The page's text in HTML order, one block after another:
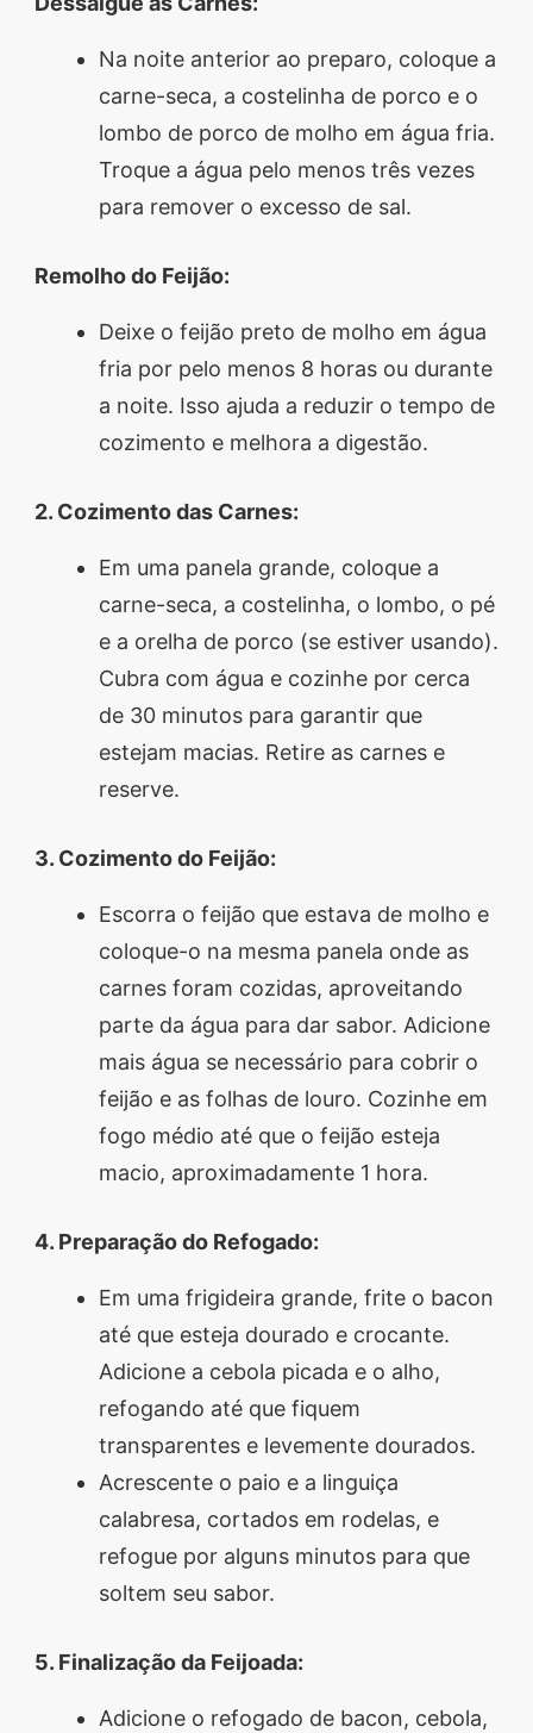
Na noite anterior ao preparo, coloque a
carne-seca, a costelinha de porco e o
lombo de porco de molho em água fria.
Troque a água pelo menos três vezes
para remover o excesso de sal.
Remolho do Feijão:
Deixe o feijão preto de molho em água
fria por pelo menos 8 horas ou durante
a noite. Isso ajuda a reduzir o tempo de
cozimento e melhora a digestão.
2. Cozimento das Carnes:
Em uma panela grande, coloque a
carne-seca, a costelinha, o lombo, o pé
e a orelha de porco (se estiver usando).
Cubra com água e cozinhe por cerca
de 30 minutos para garantir que
estejam macias. Retire as carnes e
reserve.
3. Cozimento do Feijão:
Escorra o feijão que estava de molho e
coloque-o na mesma panela onde as
carnes foram cozidas, aproveitando
parte da água para dar sabor. Adicione
mais água se necessário para cobrir o
feijão e as folhas de louro. Cozinhe em
fogo médio até que o feijão esteja
macio, aproximadamente 1 hora.
4. Preparação do Refogado:
Em uma frigideira grande, frite o bacon
até que esteja dourado e crocante.
Adicione a cebola picada e o alho,
refogando até que fiquem
transparentes e levemente dourados.
Acrescente o paio e a linguiça
calabresa, cortados em rodelas, e
refogue por alguns minutos para que
soltem seu sabor.
5. Finalização da Feijoada:
Adicione o refogado de bacon, cebola,